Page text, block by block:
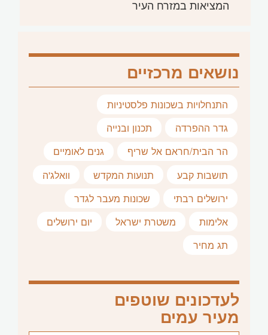
המציאות במזרח העיר
נושאים מרכזיים
התנחלויות בשכונות פלסטיניות
גדר ההפרדה
תכנון ובנייה
הר הבית/חראם אל שריף
גנים לאומיים
תושבות קבע
תנועות המקדש
וואלג'ה
ירושלים רבתי
שכונות מעבר לגדר
אלימות
משטרת ישראל
יום ירושלים
תג מחיר
לעדכונים שוטפים
מעיר עמים